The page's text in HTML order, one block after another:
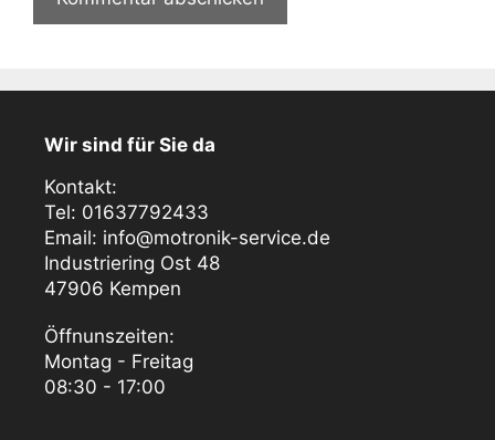
Wir sind für Sie da
Kontakt:
Tel: 01637792433
Email: info@motronik-service.de
Industriering Ost 48
47906 Kempen
Öffnunszeiten:
Montag - Freitag
08:30 - 17:00